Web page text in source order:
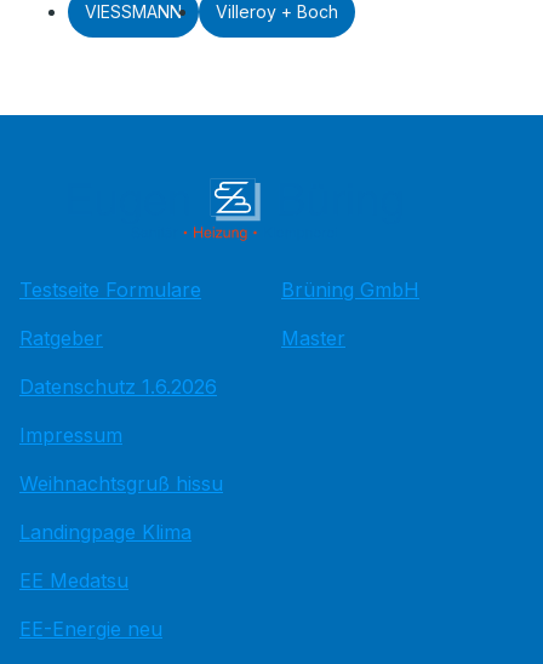
VIESSMANN Villeroy + Boch
Testseite Formulare
Ratgeber
Datenschutz 1.6.2026
Impressum
Weihnachtsgruß hissu
Landingpage Klima
EE Medatsu
EE-Energie neu
Brüning GmbH
Master